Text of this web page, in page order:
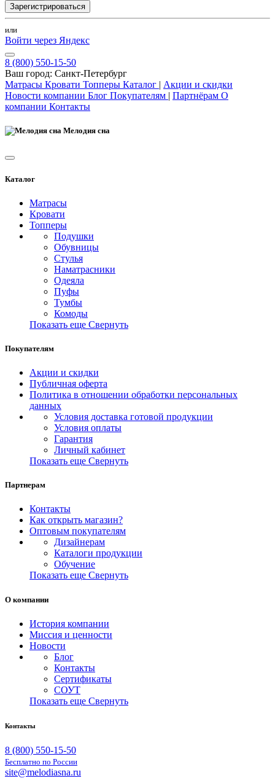
Зарегистрироваться
или
Войти через Яндекс
8 (800) 550-15-50
Ваш город: Санкт-Петербург
Матрасы Кровати Топперы Каталог | Акции и скидки
Новости компании Блог Покупателям | Партнёрам О
компании Контакты
Мелодия сна
Каталог
Матрасы
Кровати
Топперы
Подушки
Обувницы
Стулья
Наматрасники
Одеяла
Пуфы
Тумбы
Комоды
Показать еще Свернуть
Покупателям
Акции и скидки
Публичная оферта
Политика в отношении обработки персональных
данных
Условия доставка готовой продукции
Условия оплаты
Гарантия
Личный кабинет
Показать еще Свернуть
Партнерам
Контакты
Как открыть магазин?
Оптовым покупателям
Дизайнерам
Каталоги продукции
Обучение
Показать еще Свернуть
О компании
История компании
Миссия и ценности
Новости
Блог
Контакты
Сертификаты
СОУТ
Показать еще Свернуть
Контакты
8 (800) 550-15-50
Бесплатно по России
site@melodiasna.ru